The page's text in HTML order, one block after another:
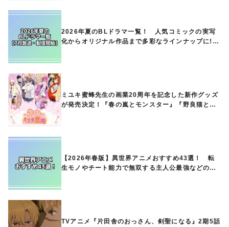
2026年夏のBLドラマ一覧！ 人気コミックの実写
化からオリジナル作品まで多彩なラインナップに!!
ミユキ蜜蜂先生の画業20周年を記念した新作グッズ
が発売決定！『春の嵐とモンスター』『野良猫と
【2026年春版】異世界アニメおすすめ43選！ 転
生モノやチート能力で無双する主人公最強などの人
TVアニメ『片田舎のおっさん、剣聖になる』2期5話